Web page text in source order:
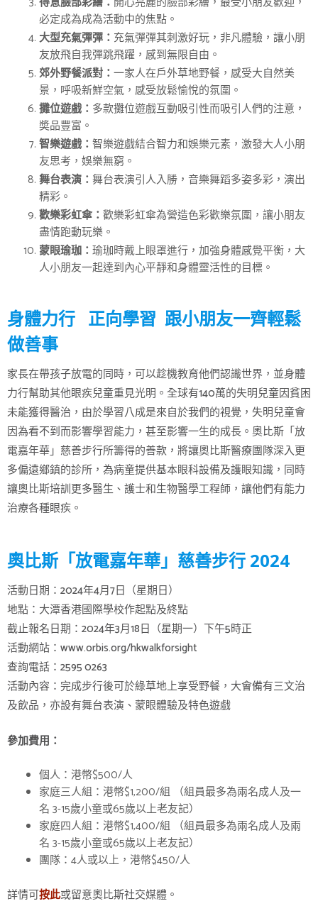
必定成為成為活動中的焦點。
大型充氣彈彈： 充氣彈彈其刺激好玩，非凡體驗，讓小朋
友放飛自我彈跳飛躍，感到無限自由。
郊外野餐派對： 一家人在戶外草地野餐，感受大自然美
景，呼吸新鮮空氣，感受放鬆愉悅的氛圍。
攤位遊戲： 多款攤位遊戲互動吸引性而吸引人們的注意，
奬品豐富。
智樂遊戲： 智樂遊戲結合智力和娛樂元素，激發大人小朋
友思考，娛樂無窮。
舞台表演： 舞台表演引人入勝，音樂舞蹈多姿多彩，演出
精彩。
歡樂彩虹傘： 歡樂彩虹傘為營造色彩歡樂氛圍，讓小朋友
盡情跑動玩樂。
蒙眼瑜珈： 瑜珈時戴上眼罩進行，加強身體感覺平衡，大
人小朋友一起達到內心平靜和身體靈活性的目標。
身體力行 正向學習 跟小朋友一齊輕鬆
做善事
家長在帶孩子放電的同時，可以趁機教育他們認識世界，並身體
力行幫助其他眼疾兒童重見光明。全球有140萬的失明兒童因貧困
未能獲得醫治，由於學習八成是來自於我們的視覺，失明兒童會
因為看不到而影響學習能力，甚至影響一生的成長。奧比斯「放
電嘉年華」慈善步行所籌得的善款，將讓奧比斯醫療團隊深入更
多偏遠鄉鎮的診所，為病童提供基本眼科設備及護眼知識，同時
讓奧比斯培訓更多醫生、護士和生物醫學工程師，讓他們有能力
治療各種眼疾。
奧比斯「放電嘉年華」慈善步行 2024
活動日期：2024年4月7日（星期日）
地點：大潭香港國際學校作起點及終點
截止報名日期：2024年3月18日（星期一）下午5時正
活動網站：www.orbis.org/hkwalkforsight
查詢電話：2595 0263
活動內容：完成步行後可於綠草地上享受野餐，大會備有三文治
及飲品，亦設有舞台表演、蒙眼體驗及特色遊戲
參加費用：
個人：港幣$500/人
家庭三人組：港幣$1,200/組 （組員最多為兩名成人及一
名 3-15歲小童或65歲以上老友記）
家庭四人組：港幣$1,400/組 （組員最多為兩名成人及兩
名 3-15歲小童或65歲以上老友記）
團隊：4人或以上，港幣$450/人
詳情可按此或留意奧比斯社交媒體。